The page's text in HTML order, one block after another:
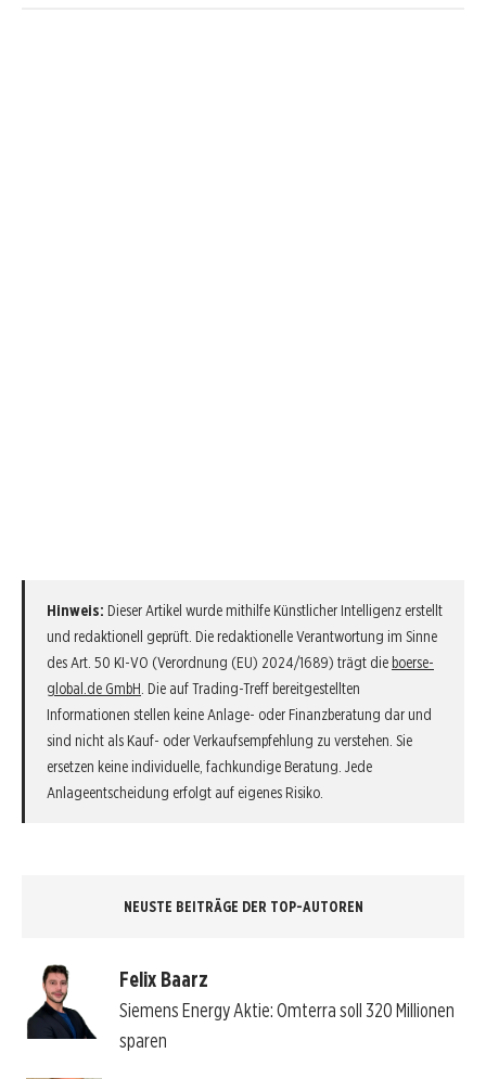
Hinweis: Dieser Artikel wurde mithilfe Künstlicher Intelligenz erstellt
und redaktionell geprüft. Die redaktionelle Verantwortung im Sinne
des Art. 50 KI-VO (Verordnung (EU) 2024/1689) trägt die boerse-
global.de GmbH . Die auf Trading-Treff bereitgestellten
Informationen stellen keine Anlage- oder Finanzberatung dar und
sind nicht als Kauf- oder Verkaufsempfehlung zu verstehen. Sie
ersetzen keine individuelle, fachkundige Beratung. Jede
Anlageentscheidung erfolgt auf eigenes Risiko.
NEUSTE BEITRÄGE DER TOP-AUTOREN
Felix Baarz
Siemens Energy Aktie: Omterra soll 320 Millionen
sparen